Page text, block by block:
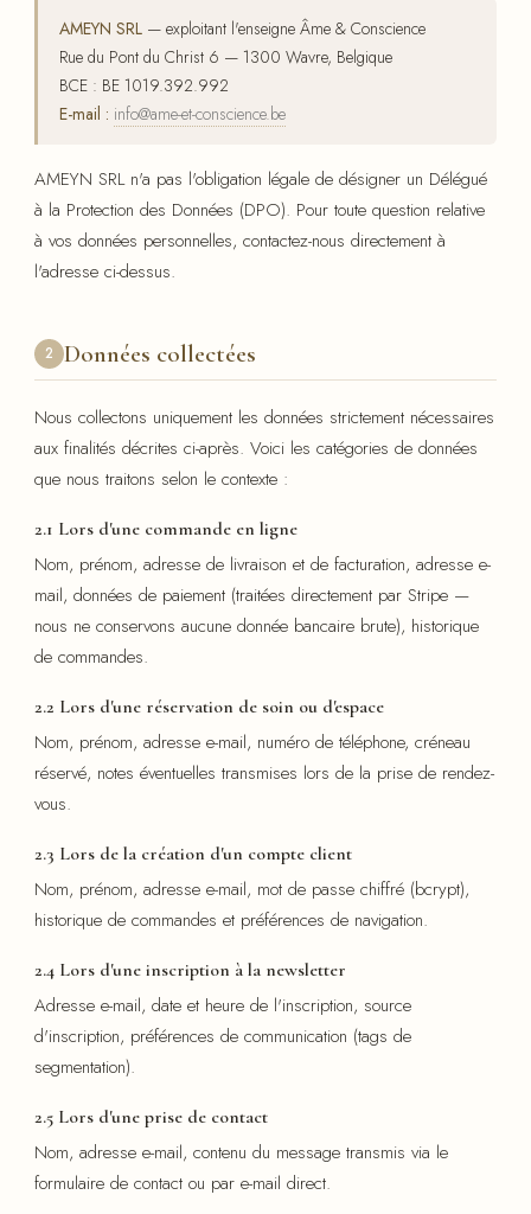
AMEYN SRL — exploitant l'enseigne Âme & Conscience
Rue du Pont du Christ 6 — 1300 Wavre, Belgique
BCE : BE 1019.392.992
E-mail : info@ame-et-conscience.be
AMEYN SRL n'a pas l'obligation légale de désigner un Délégué
à la Protection des Données (DPO). Pour toute question relative
à vos données personnelles, contactez-nous directement à
l'adresse ci-dessus.
2 Données collectées
Nous collectons uniquement les données strictement nécessaires
aux finalités décrites ci-après. Voici les catégories de données
que nous traitons selon le contexte :
2.1 Lors d'une commande en ligne
Nom, prénom, adresse de livraison et de facturation, adresse e-
mail, données de paiement (traitées directement par Stripe —
nous ne conservons aucune donnée bancaire brute), historique
de commandes.
2.2 Lors d'une réservation de soin ou d'espace
Nom, prénom, adresse e-mail, numéro de téléphone, créneau
réservé, notes éventuelles transmises lors de la prise de rendez-
vous.
2.3 Lors de la création d'un compte client
Nom, prénom, adresse e-mail, mot de passe chiffré (bcrypt),
historique de commandes et préférences de navigation.
2.4 Lors d'une inscription à la newsletter
Adresse e-mail, date et heure de l'inscription, source
d'inscription, préférences de communication (tags de
segmentation).
2.5 Lors d'une prise de contact
Nom, adresse e-mail, contenu du message transmis via le
formulaire de contact ou par e-mail direct.